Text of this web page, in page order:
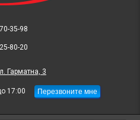
35-98
80-20
Гарматна, 3
17:00 Перезвоните мне